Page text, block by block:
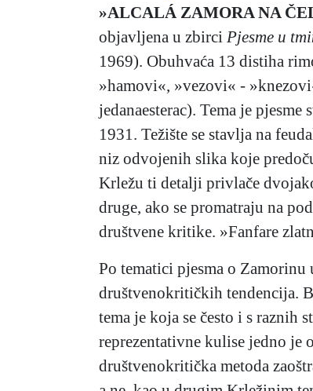
»ALCALÁ ZAMORA NA
objavljena u zbirci Pjesme u
1969). Obuhvaća 13 distiha
»hamovi«, »vezovi« -
jedanaesterac). Tema je
1931. Težište se stavlja na
niz odvojenih slika koje
Krležu ti detalji privlače
druge, ako se promatraju na
društvene kritike. »Fanfare
Po tematici pjesma o
društvenokritičkih tendencija.
tema je koja se često i s raznih
reprezentativne kulise jedno je
društvenokritička metoda